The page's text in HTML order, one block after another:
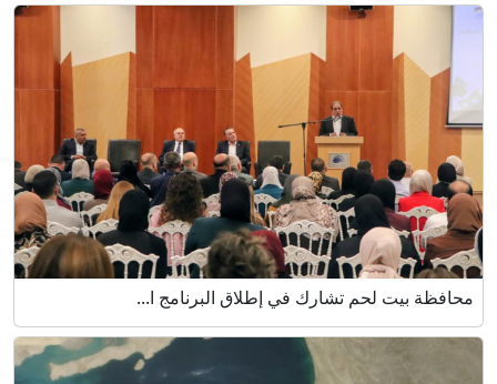
محافظة بيت لحم تشارك في إطلاق البرنامج ا...